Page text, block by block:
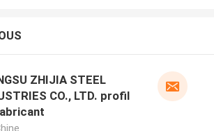
ZHIJIA STEEL
CO., LTD. profil